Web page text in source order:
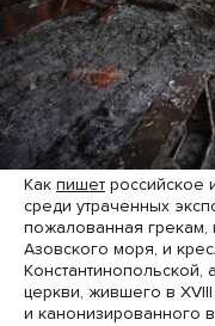
Как пишет российское
среди утраченных
пожалованная
Азовского моря, и
Константинопольской,
церкви, жившего в
и канонизированного